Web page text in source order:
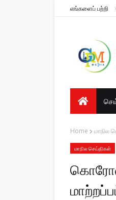
எங்களைப் பற்றி
Home மாநில
மாநில செய்திகள்